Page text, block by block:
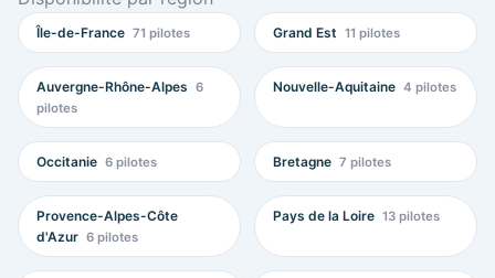
Île-de-France 71 pilotes Grand Est 11 pilotes
Auvergne-Rhône-Alpes 6
pilotes
Nouvelle-Aquitaine 4 pilotes
Occitanie 6 pilotes Bretagne 7 pilotes
Provence-Alpes-Côte
d'Azur 6 pilotes
Pays de la Loire 13 pilotes